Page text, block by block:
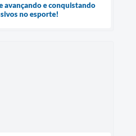
avançando e conquistando
no esporte!